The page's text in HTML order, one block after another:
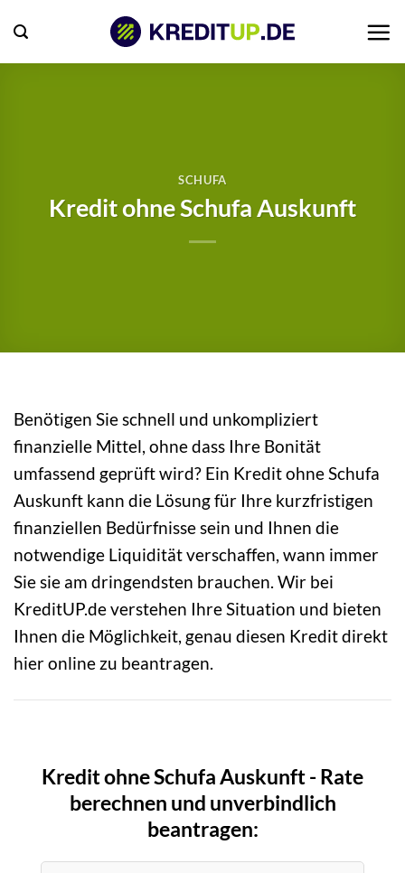
Inhalt
springen
SCHUFA
Kredit ohne Schufa Auskunft
Benötigen Sie schnell und unkompliziert
finanzielle Mittel, ohne dass Ihre Bonität
umfassend geprüft wird? Ein Kredit ohne Schufa
Auskunft kann die Lösung für Ihre kurzfristigen
finanziellen Bedürfnisse sein und Ihnen die
notwendige Liquidität verschaffen, wann immer
Sie sie am dringendsten brauchen. Wir bei
KreditUP.de verstehen Ihre Situation und bieten
Ihnen die Möglichkeit, genau diesen Kredit direkt
hier online zu beantragen.
Kredit ohne Schufa Auskunft - Rate
berechnen und unverbindlich
beantragen: